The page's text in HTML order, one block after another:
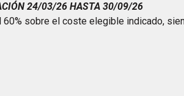
24/03/26 HASTA 30/09/26
sobre el coste elegible indicado,